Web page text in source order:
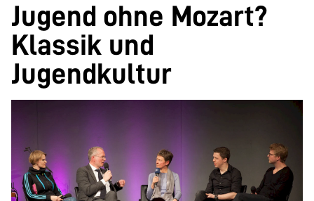
Jugend ohne Mozart?
Klassik und
Jugendkultur